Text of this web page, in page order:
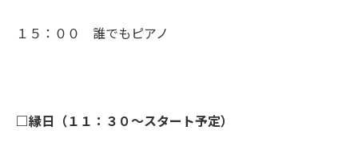
１５：００ 誰でもピアノ
□縁日（１１：３０～スタート予定）